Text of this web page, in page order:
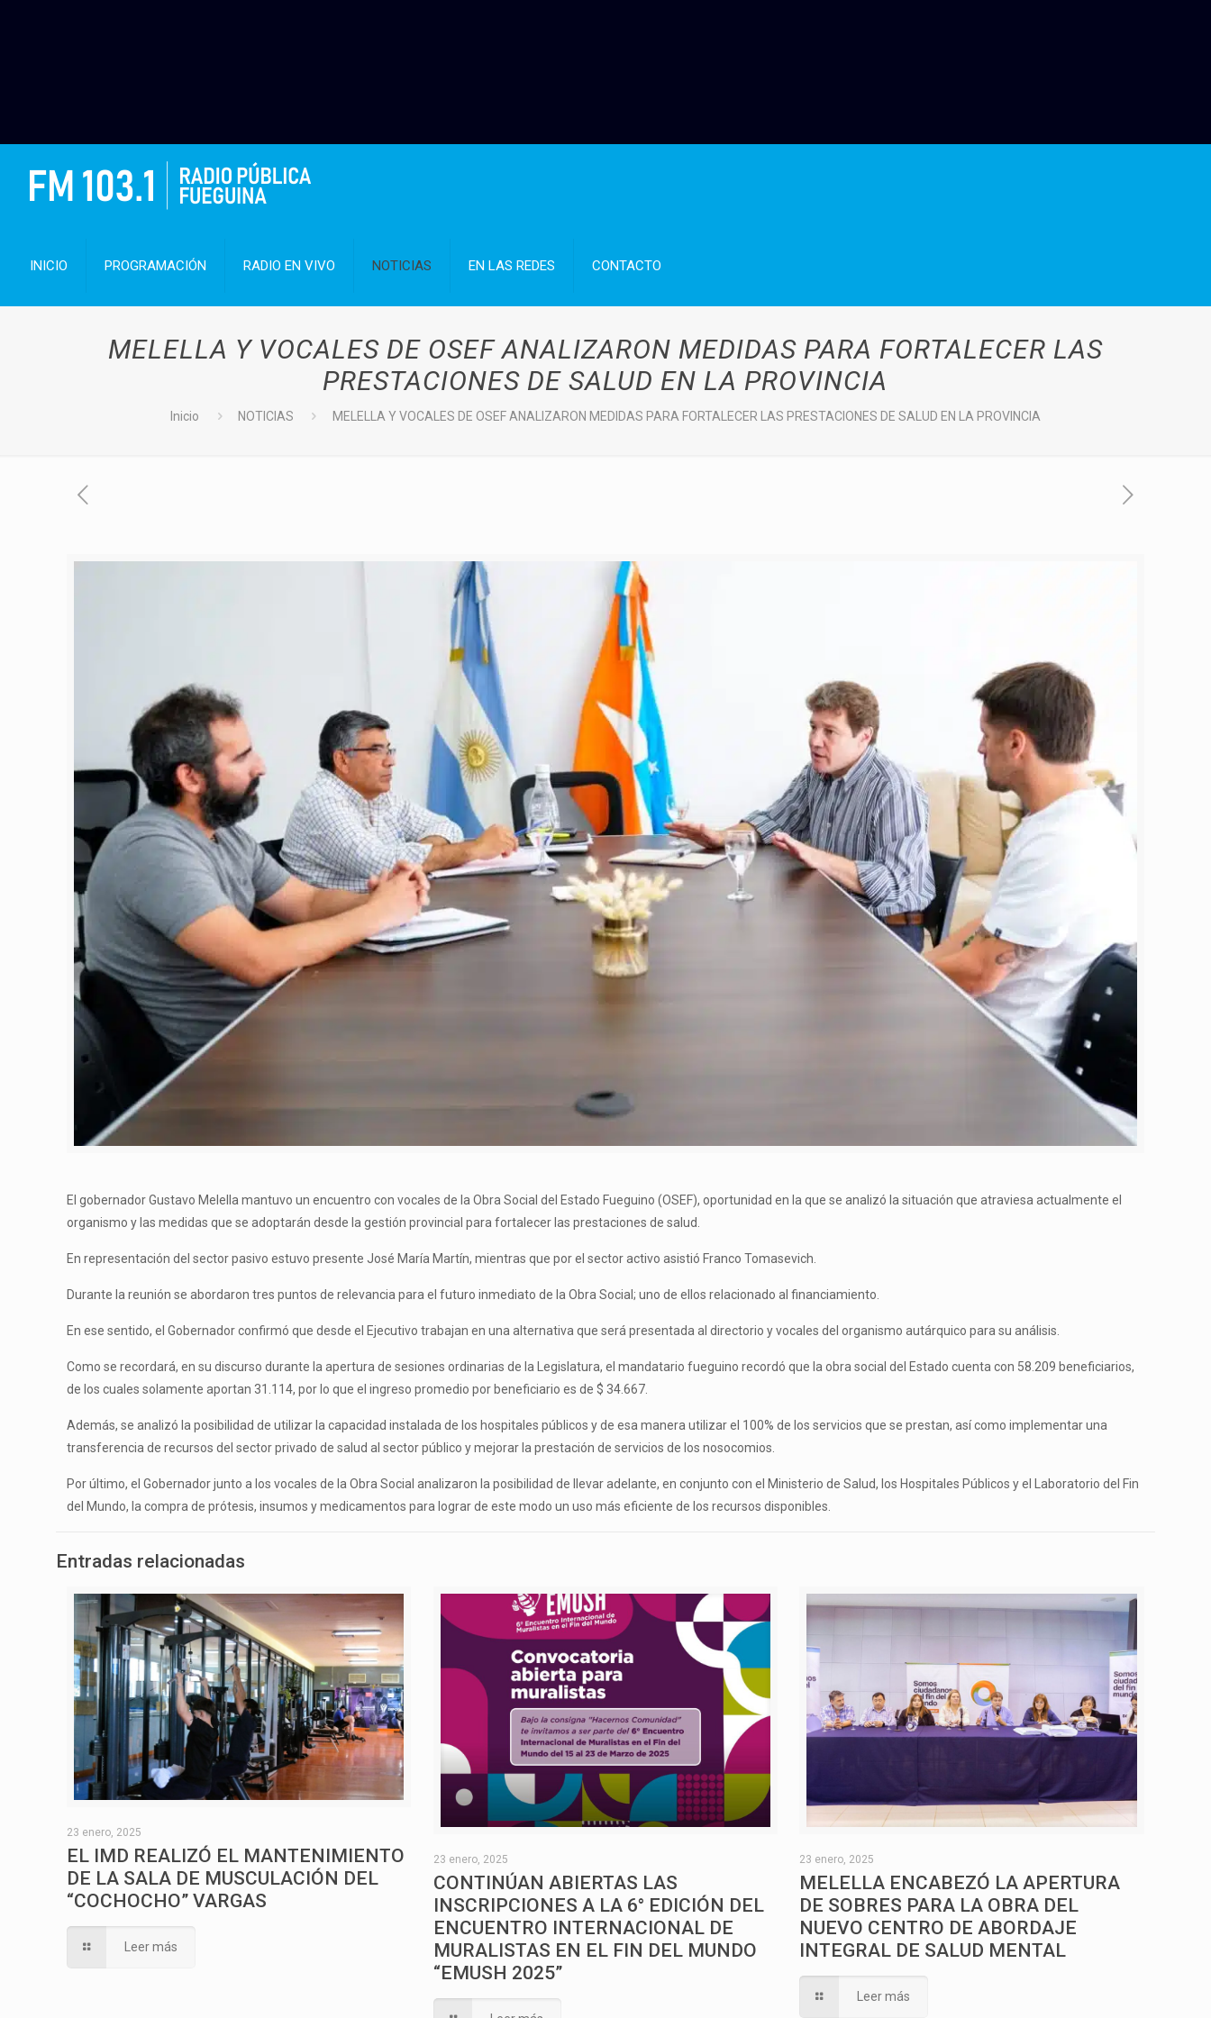
INICIO PROGRAMACIÓN RADIO EN VIVO NOTICIAS EN LAS REDES CONTACTO
MELELLA Y VOCALES DE OSEF ANALIZARON MEDIDAS PARA FORTALECER LAS
PRESTACIONES DE SALUD EN LA PROVINCIA
Inicio NOTICIAS MELELLA Y VOCALES DE OSEF ANALIZARON MEDIDAS PARA FORTALECER LAS PRESTACIONES DE SALUD EN LA PROVINCIA
El gobernador Gustavo Melella mantuvo un encuentro con vocales de la Obra Social del Estado Fueguino (OSEF), oportunidad en la que se analizó la situación que atraviesa actualmente el
organismo y las medidas que se adoptarán desde la gestión provincial para fortalecer las prestaciones de salud.
En representación del sector pasivo estuvo presente José María Martín, mientras que por el sector activo asistió Franco Tomasevich.
Durante la reunión se abordaron tres puntos de relevancia para el futuro inmediato de la Obra Social; uno de ellos relacionado al financiamiento.
En ese sentido, el Gobernador confirmó que desde el Ejecutivo trabajan en una alternativa que será presentada al directorio y vocales del organismo autárquico para su análisis.
Como se recordará, en su discurso durante la apertura de sesiones ordinarias de la Legislatura, el mandatario fueguino recordó que la obra social del Estado cuenta con 58.209 beneficiarios,
de los cuales solamente aportan 31.114, por lo que el ingreso promedio por beneficiario es de $ 34.667.
Además, se analizó la posibilidad de utilizar la capacidad instalada de los hospitales públicos y de esa manera utilizar el 100% de los servicios que se prestan, así como implementar una
transferencia de recursos del sector privado de salud al sector público y mejorar la prestación de servicios de los nosocomios.
Por último, el Gobernador junto a los vocales de la Obra Social analizaron la posibilidad de llevar adelante, en conjunto con el Ministerio de Salud, los Hospitales Públicos y el Laboratorio del Fin
del Mundo, la compra de prótesis, insumos y medicamentos para lograr de este modo un uso más eficiente de los recursos disponibles.
Entradas relacionadas
23 enero, 2025
EL IMD REALIZÓ EL MANTENIMIENTO
DE LA SALA DE MUSCULACIÓN DEL
“COCHOCHO” VARGAS
Leer más
23 enero, 2025
CONTINÚAN ABIERTAS LAS
INSCRIPCIONES A LA 6° EDICIÓN DEL
ENCUENTRO INTERNACIONAL DE
MURALISTAS EN EL FIN DEL MUNDO
“EMUSH 2025”
23 enero, 2025
MELELLA ENCABEZÓ LA APERTURA
DE SOBRES PARA LA OBRA DEL
NUEVO CENTRO DE ABORDAJE
INTEGRAL DE SALUD MENTAL
Leer más